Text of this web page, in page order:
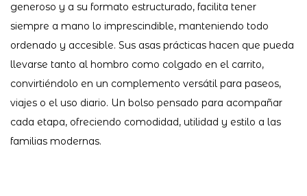
generoso y a su formato estructurado, facilita tener
siempre a mano lo imprescindible, manteniendo todo
ordenado y accesible. Sus asas prácticas hacen que pueda
llevarse tanto al hombro como colgado en el carrito,
convirtiéndolo en un complemento versátil para paseos,
viajes o el uso diario. Un bolso pensado para acompañar
cada etapa, ofreciendo comodidad, utilidad y estilo a las
familias modernas.